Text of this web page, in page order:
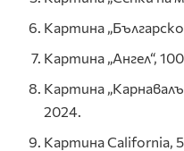
Картина „Българско
Картина „Ангел“,
Картина
2024.
Картина California,